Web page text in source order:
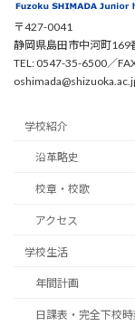
〒427-0041
静岡県島田市中河町169
TEL: 0547-35-
学校紹介
沿革略史
校章・校歌
アクセス
学校生活
年間計画
日課表・完全下校時